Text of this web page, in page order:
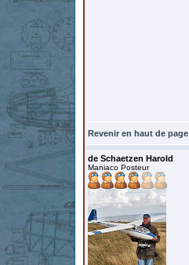
Revenir en haut de page
de Schaetzen Harold
Maniaco Posteur